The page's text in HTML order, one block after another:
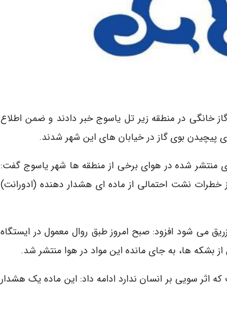
خانگی در منطقه زیر تل یاسوج خبر دادند و ضمن اطلاع
پیچیدن بوی گاز در خیابان های این شهر شدند.
منتشر شده در هوای برخی از منطقه ها شهر یاسوج گفت:
خطرات نشت احتمالی از ماده ای هشدار دهنده (ادورانت)
می شود افزود: صبح امروز طبق روال معمول در ایستگاه
بشکه ها، به جای مانده این مواد در هوا منتشر شد.
اثر سویی بر انسان ندارد ادامه داد: این ماده یک هشدار